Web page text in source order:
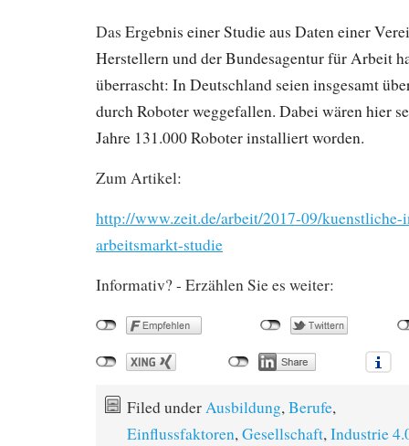
Das Ergebnis einer Studie aus Daten einer
Herstellern und der Bundesagentur für Arbeit
überrascht: In Deutschland seien insgesamt
durch Roboter weggefallen. Dabei wären hier
Jahre 131.000 Roboter installiert worden.
Zum Artikel:
http://www.zeit.de/arbeit/2017-09/
arbeitsmarkt-studie
Informativ? - Erzählen Sie es weiter:
Filed underAusbildung,Berufe,
Einflussfaktoren,Gesellschaft,Industrie